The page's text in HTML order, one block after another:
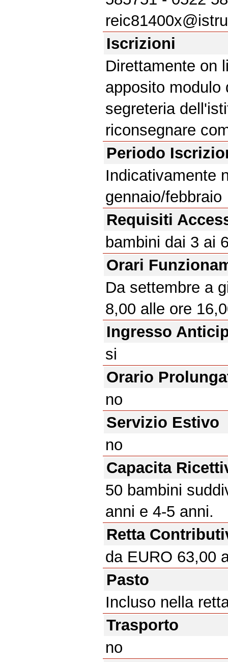
Iscrizioni
Direttamente on
apposito modulo
segreteria
riconsegnare
Periodo
Indicativamente
gennaio/febbraio
Requisiti
bambini dai 3 ai
Orari
Da settembre a
8,00 alle ore
Ingresso
si
Orario
no
Servizio Estivo
no
Capacita
50 bambini
anni e 4-5 anni.
Retta
da EURO 63,00
Pasto
Incluso nella
Trasporto
no